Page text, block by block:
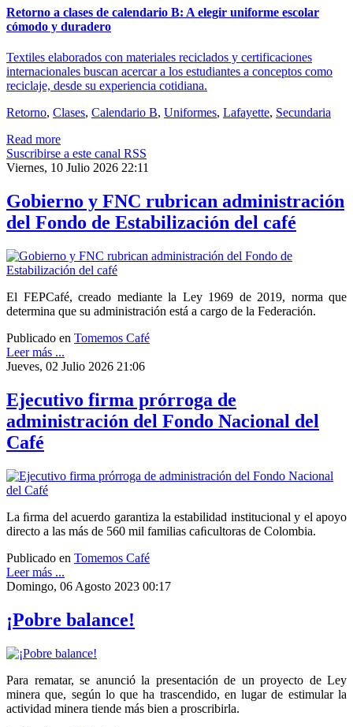
Retorno a clases de calendario B: A elegir uniforme escolar
cómodo y duradero
Textiles elaborados con materiales reciclados y certificaciones
internacionales buscan acercar a los estudiantes a conceptos como
reciclaje, desde su experiencia cotidiana.
Retorno, Clases, Calendario B, Uniformes, Lafayette, Secundaria
Read more
Suscribirse a este canal RSS
Viernes, 10 Julio 2026 22:11
Gobierno y FNC rubrican administración
del Fondo de Estabilización del café
El FEPCafé, creado mediante la Ley 1969 de 2019, norma que
determina que su administración está a cargo de la Federación.
Publicado en Tomemos Café
Leer más ...
Jueves, 02 Julio 2026 21:06
Ejecutivo firma prórroga de
administración del Fondo Nacional del
Café
La ﬁrma del acuerdo garantiza la estabilidad institucional y el apoyo
directo a las más de 560 mil familias caﬁcultoras de Colombia.
Publicado en Tomemos Café
Leer más ...
Domingo, 06 Agosto 2023 00:17
¡Pobre balance!
Para rematar, se anunció la presentación de un proyecto de Ley
minera que, según lo que ha trascendido, en lugar de estimular la
actividad minera tiende más bien a proscribirla.